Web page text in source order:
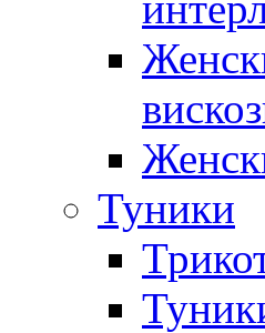
Туники